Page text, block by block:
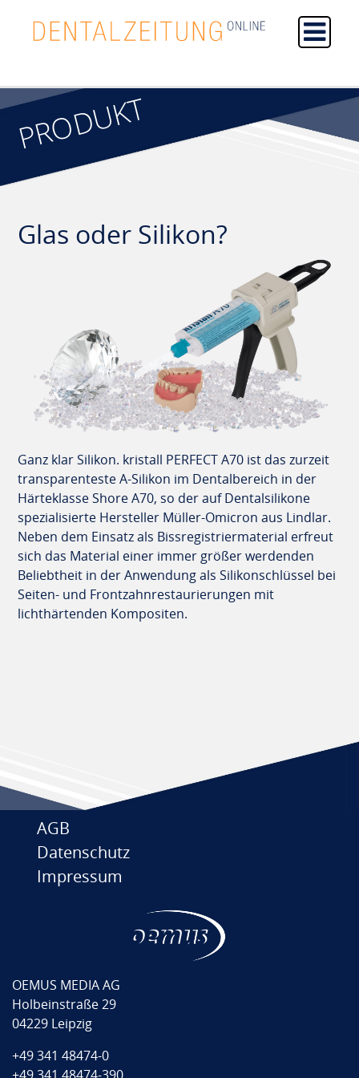
PRODUKT
Glas oder Silikon?
Ganz klar Silikon. kristall PERFECT A70 ist das zurzeit
transparenteste A-Silikon im Dentalbereich in der
Härteklasse Shore A70, so der auf Dentalsilikone
spezialisierte Hersteller Müller-Omicron aus Lindlar.
Neben dem Einsatz als Bissregistriermaterial erfreut
sich das Material einer immer größer werdenden
Beliebtheit in der Anwendung als Silikonschlüssel bei
Seiten- und Frontzahnrestaurierungen mit
lichthärtenden Kompositen.
AGB
Datenschutz
Impressum
OEMUS MEDIA AG
Holbeinstraße 29
04229 Leipzig
+49 341 48474-0